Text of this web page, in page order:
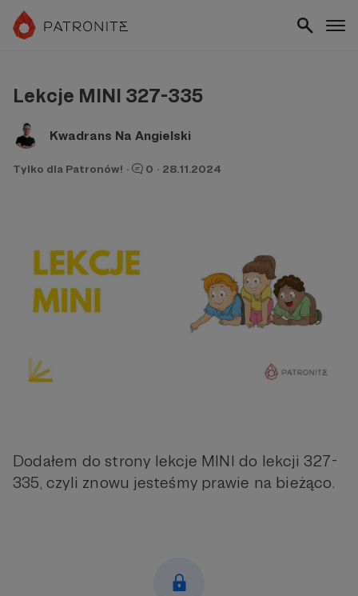
Lekcje MINI 327-335
Kwadrans Na Angielski
Tylko dla Patronów! · 0 · 28.11.2024
Dodałem do strony lekcje MINI do lekcji 327-
335, czyli znowu jesteśmy prawie na bieżąco.